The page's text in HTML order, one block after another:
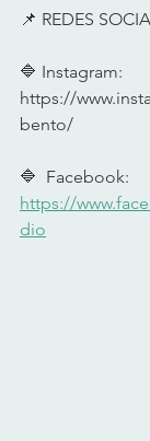
📌 REDES
🔷 Instagram:
https://
bento/
🔷  Facebook:
https://
dio